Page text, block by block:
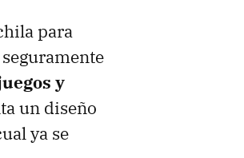
para
y
un diseño
ya se